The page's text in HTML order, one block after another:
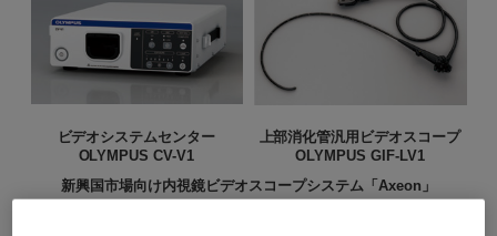
ビデオシステムセンター
OLYMPUS CV-V1
上部消化管汎用ビデオスコープ
OLYMPUS GIF-LV1
新興国市場向け内視鏡ビデオスコープシステム「Axeon」